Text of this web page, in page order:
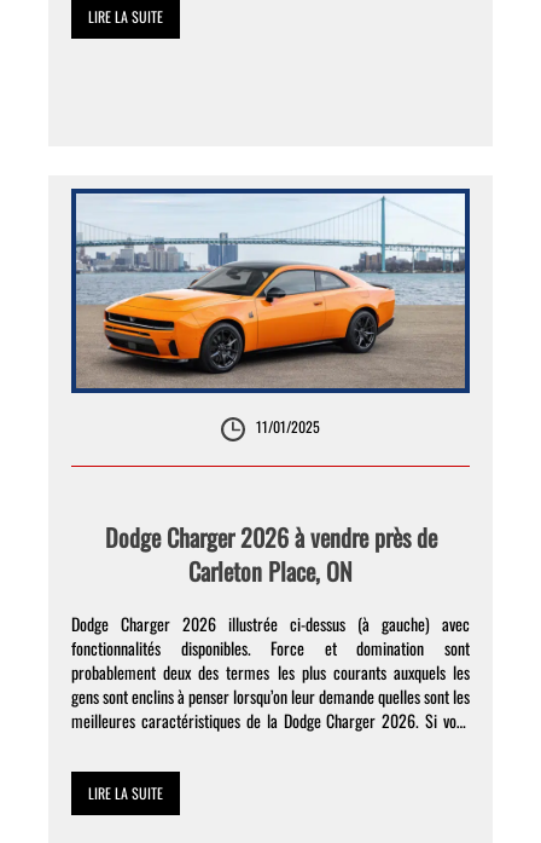
LIRE LA SUITE
11/01/2025
Dodge Charger 2026 à vendre près de
Carleton Place, ON
Dodge Charger 2026 illustrée ci-dessus (à gauche) avec
fonctionnalités disponibles. Force et domination sont
probablement deux des termes les plus courants auxquels les
gens sont enclins à penser lorsqu’on leur demande quelles sont les
meilleures caractéristiques de la Dodge Charger 2026. Si vous
force de muscle car […]
LIRE LA SUITE